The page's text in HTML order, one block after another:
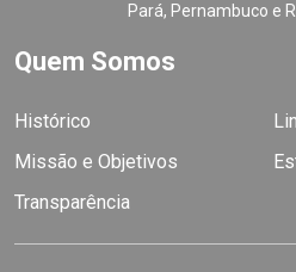
Pará, Pernambuco e
Quem Somos
Histórico
Missão e Objetivos
Transparência